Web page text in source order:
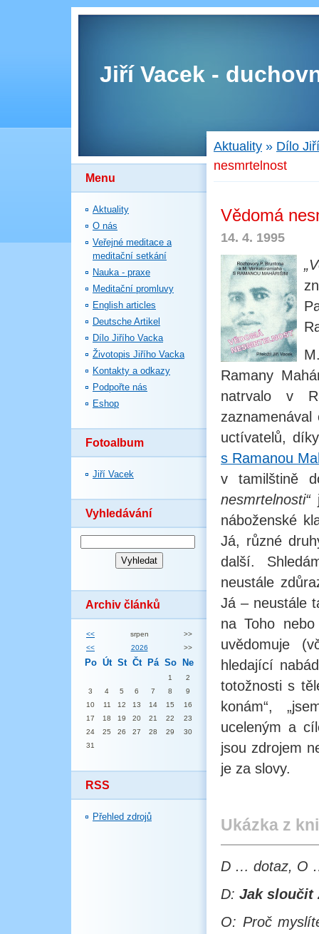
Jiří Vacek -
Menu
Aktuality
O nás
Veřejné meditace a
meditační setkání
Nauka - praxe
Meditační promluvy
English articles
Deutsche Artikel
Dílo Jiřího Vacka
Životopis Jiřího Vacka
Kontakty a odkazy
Podpořte nás
Eshop
Fotoalbum
Jiří Vacek
Vyhledávání
Archiv článků
<< srpen
>>
<<
2026 >>
Po Út St Čt Pá So Ne
1
2
3
4 5 6 7 8
9
10
11 12 13 14 15
16
17
18 19 20 21 22
23
24
25 26 27 28 29
30
31
RSS
Přehled zdrojů
Aktuality » Dílo
nesmrtelnost
Vědomá
14. 4. 1995
Ramany
natrvalo v
uctívatelů,
s Ramanou
v tamilštině
nesmrtelnosti“
náboženské
Já, různé
další.
neustále
Já – neustále
na Toho
uvědomuje
hledající
totožnosti s
konám“,
uceleným a
jsou zdrojem
je za slovy.
Ukázka z
D … dotaz, O
D: Jak sloučit
O: Proč